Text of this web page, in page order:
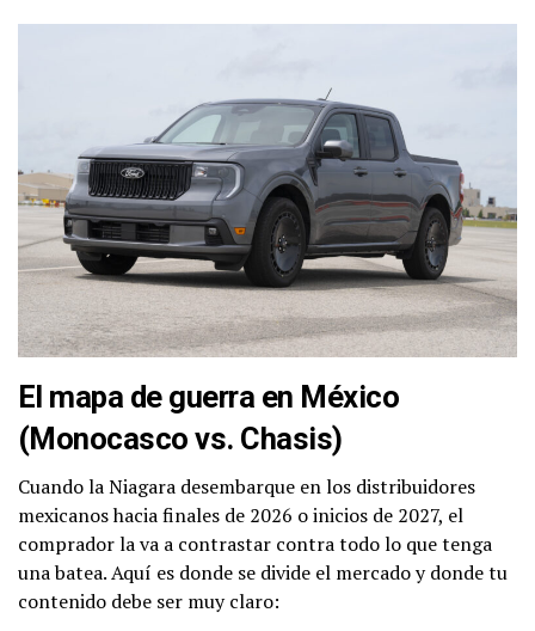
El mapa de guerra en México
(Monocasco vs. Chasis)
Cuando la Niagara desembarque en los distribuidores
mexicanos hacia finales de 2026 o inicios de 2027, el
comprador la va a contrastar contra todo lo que tenga
una batea. Aquí es donde se divide el mercado y donde tu
contenido debe ser muy claro: